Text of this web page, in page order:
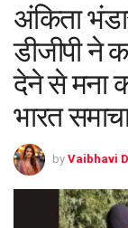
अंकिता
डीजीपी ने
देने से मना
भारत
by Vaibhavi